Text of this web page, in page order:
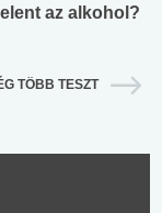
az alkohol?
TÖBB TESZT